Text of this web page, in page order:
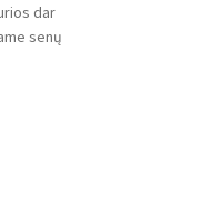
dar
senų